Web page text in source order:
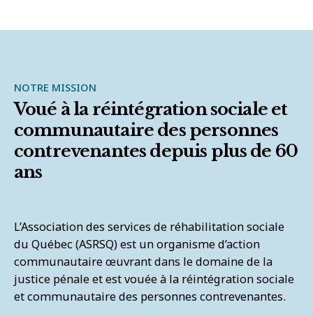
NOTRE MISSION
Voué à la réintégration sociale et
communautaire des personnes
contrevenantes depuis plus de 60
ans
L’Association des services de réhabilitation sociale
du Québec (ASRSQ) est un organisme d’action
communautaire œuvrant dans le domaine de la
justice pénale et est vouée à la réintégration sociale
et communautaire des personnes contrevenantes.